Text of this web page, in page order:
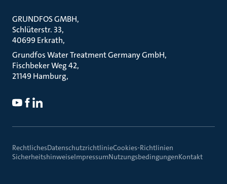
GRUNDFOS GMBH
Schlüterstr. 33
40699 Erkrath
Grundfos Water Treatment Germany GmbH
Fischbeker Weg 42
21149 Hamburg
RechtlichesDatenschutzrichtlinieCookies-Richtlinien
SicherheitshinweiseImpressumNutzungsbedingungenKontakt